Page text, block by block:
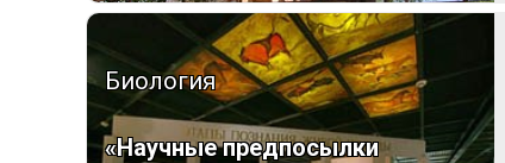
Биология
«Научные предпосылки